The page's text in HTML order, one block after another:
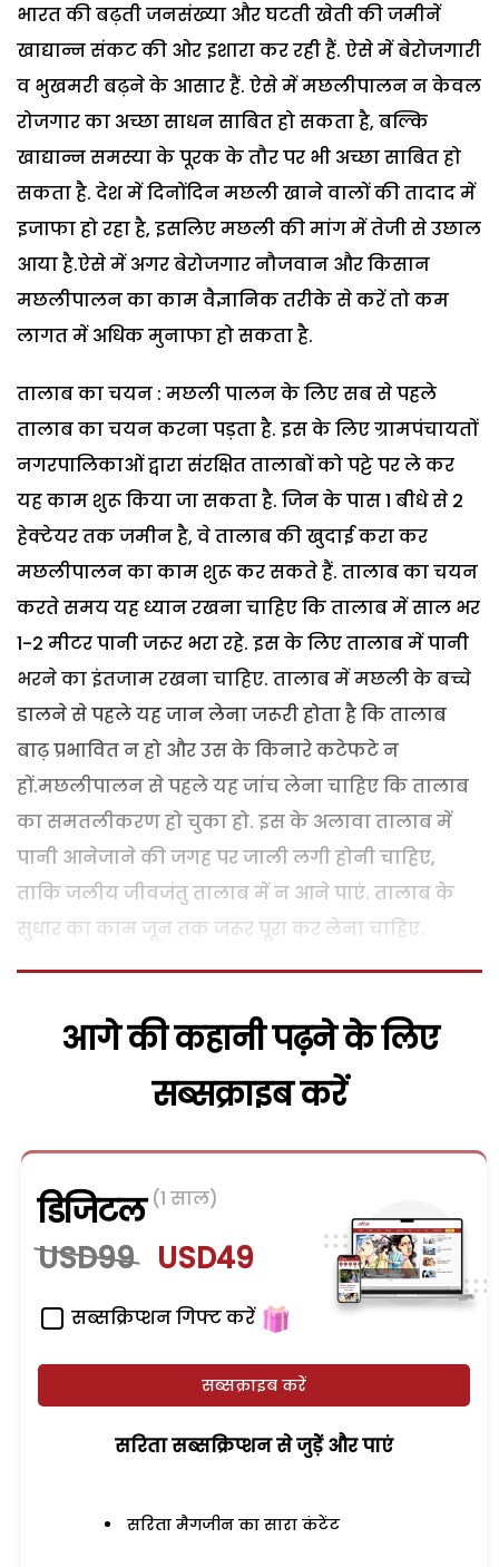
भारत की बढ़ती जनसंख्या और घटती खेती की जमीनें
खाद्यान्न संकट की ओर इशारा कर रही हैं. ऐसे में बेरोजगारी
व भुखमरी बढ़ने के आसार हैं. ऐसे में मछलीपालन न केवल
रोजगार का अच्छा साधन साबित हो सकता है, बल्कि
खाद्यान्न समस्या के पूरक के तौर पर भी अच्छा साबित हो
सकता है. देश में दिनोंदिन मछली खाने वालों की तादाद में
इजाफा हो रहा है, इसलिए मछली की मांग में तेजी से उछाल
आया है.ऐसे में अगर बेरोजगार नौजवान और किसान
मछलीपालन का काम वैज्ञानिक तरीके से करें तो कम
लागत में अधिक मुनाफा हो सकता है.
तालाब का चयन : मछली पालन के लिए सब से पहले
तालाब का चयन करना पड़ता है. इस के लिए ग्रामपंचायतों
नगरपालिकाओं द्वारा संरक्षित तालाबों को पट्टे पर ले कर
यह काम शुरू किया जा सकता है. जिन के पास 1 बीधे से 2
हेक्टेयर तक जमीन है, वे तालाब की खुदाई करा कर
मछलीपालन का काम शुरू कर सकते हैं. तालाब का चयन
करते समय यह ध्यान रखना चाहिए कि तालाब में साल भर
1-2 मीटर पानी जरूर भरा रहे. इस के लिए तालाब में पानी
भरने का इंतजाम रखना चाहिए. तालाब में मछली के बच्चे
डालने से पहले यह जान लेना जरूरी होता है कि तालाब
बाढ़ प्रभावित न हो और उस के किनारे कटेफटे न
हों.मछलीपालन से पहले यह जांच लेना चाहिए कि तालाब
का समतलीकरण हो चुका हो. इस के अलावा तालाब में
पानी आनेजाने की जगह पर जाली लगी होनी चाहिए,
ताकि जलीय जीवजंतु तालाब में न आने पाएं. तालाब के
सुधार का काम जून तक जरूर पूरा कर लेना चाहिए.
आगे की कहानी पढ़ने के लिए
सब्सक्राइब करें
डिजिटल (1 साल)
USD99 USD49
सब्सक्रिप्शन गिफ्ट करें
सब्सक्राइब करें
सरिता सब्सक्रिप्शन से जुड़ेें और पाएं
सरिता मैगजीन का सारा कंटेंट